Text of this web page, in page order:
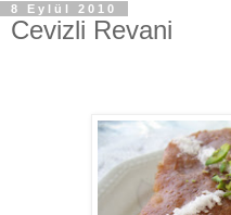
8 Eylül 2010
Cevizli Revani